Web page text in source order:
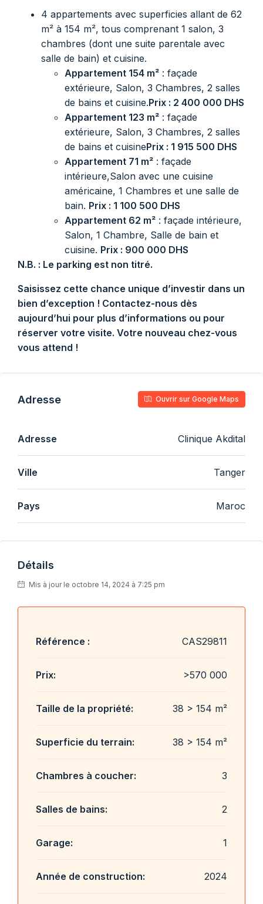
4 appartements avec superficies allant de 62
m² à 154 m², tous comprenant 1 salon, 3
chambres (dont une suite parentale avec
salle de bain) et cuisine.
Appartement 154 m² : façade
extérieure, Salon, 3 Chambres, 2 salles
de bains et cuisine.Prix : 2 400 000 DHS
Appartement 123 m² : façade
extérieure, Salon, 3 Chambres, 2 salles
de bains et cuisinePrix : 1 915 500 DHS
Appartement 71 m² : façade
intérieure,Salon avec une cuisine
américaine, 1 Chambres et une salle de
bain. Prix : 1 100 500 DHS
Appartement 62 m² : façade intérieure,
Salon, 1 Chambre, Salle de bain et
cuisine. Prix : 900 000 DHS
N.B. : Le parking est non titré.
Saisissez cette chance unique d’investir dans un
bien d’exception ! Contactez-nous dès
aujourd’hui pour plus d’informations ou pour
réserver votre visite. Votre nouveau chez-vous
vous attend !
Adresse Ouvrir sur Google Maps
Adresse Clinique Akdital
Ville Tanger
Pays Maroc
Détails
Mis à jour le octobre 14, 2024 à 7:25 pm
Référence : CAS29811
Prix: >570 000
Taille de la propriété: 38 > 154 m²
Superficie du terrain: 38 > 154 m²
Chambres à coucher: 3
Salles de bains: 2
Garage: 1
Année de construction: 2024